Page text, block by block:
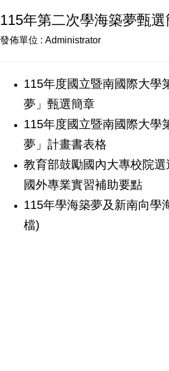
115年第二次學海築夢甄
發佈單位 : Administrator
115年度國立暨南國際大學
夢」甄選簡章
115年度國立暨南國際大學
夢」計畫書表格
教育部鼓勵國內大專校院
國外專業實習補助要點
115年學海築夢及新南向學
檔)